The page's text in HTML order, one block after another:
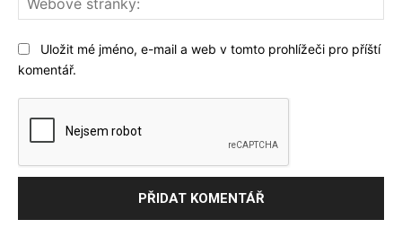
Uložit mé jméno, e-mail a web v tomto prohlížeči pro příští
komentář.